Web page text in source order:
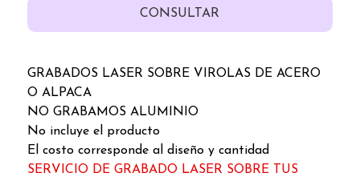
CONSULTAR
GRABADOS LASER SOBRE VIROLAS DE ACERO
O ALPACA
NO GRABAMOS ALUMINIO
No incluye el producto
El costo corresponde al diseño y cantidad
SERVICIO DE GRABADO LASER SOBRE TUS